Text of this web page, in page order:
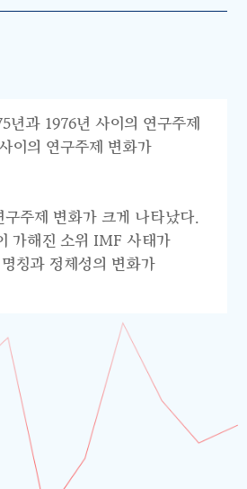
년과 1976년 사이의 연구주제
이의 연구주제 변화가
구주제 변화가 크게 나타났다.
가해진 소위 IMF 사태가
칭과 정체성의 변화가